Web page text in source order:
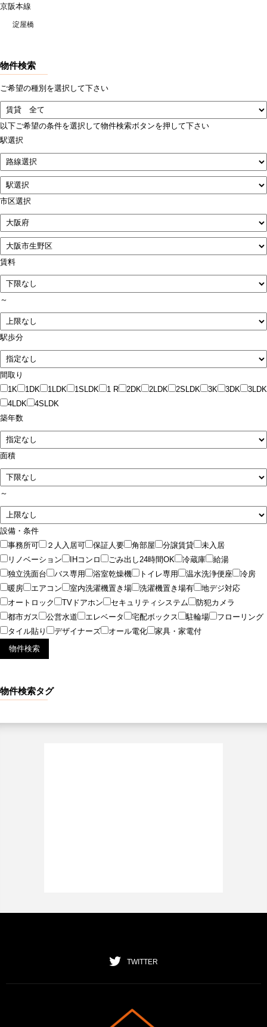
京阪本線
淀屋橋
物件検索
ご希望の種別を選択して下さい
以下ご希望の条件を選択して物件検索ボタンを押して下さい
駅選択
市区選択
賃料
～
駅歩分
間取り
1K
1DK 1LDK 1SLDK 1 R 2DK 2LDK 2SLDK 3K 3DK
3LDK
4LDK
4SLDK
築年数
面積
～
設備・条件
事務所可
２人入居可 保証人要 角部屋 分譲賃貸
未入居
リノベーション
IHコンロ ごみ出し24時間OK 冷蔵庫
給湯
独立洗面台
バス専用 浴室乾燥機 トイレ専用 温水洗浄便座
冷房
暖房
エアコン 室内洗濯機置き場 洗濯機置き場有
地デジ対応
オートロック
TVドアホン セキュリティシステム
防犯カメラ
都市ガス
公営水道 エレベータ 宅配ボックス 駐輪場
フローリング
タイル貼り
デザイナーズ オール電化 家具・家電付
物件検索タグ
TWITTER